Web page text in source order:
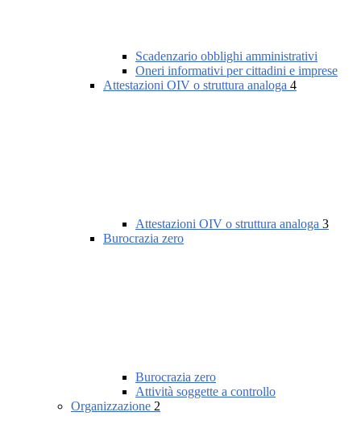
Scadenzario obblighi amministrativi
Oneri informativi per cittadini e imprese
Attestazioni OIV o struttura analoga 4
Attestazioni OIV o struttura analoga 3
Burocrazia zero
Burocrazia zero
Attività soggette a controllo
Organizzazione 2